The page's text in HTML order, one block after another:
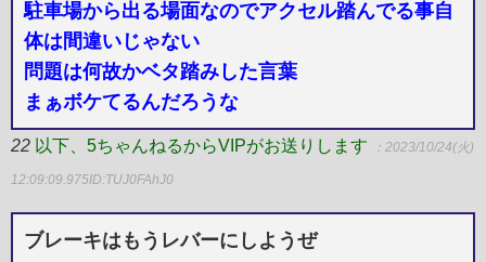
駐車場から出る場面なのでアクセル踏んでる事自
体は間違いじゃない
問題は何故かベタ踏みした言葉
まぁボケてるんだろうな
22 以下、5ちゃんねるからVIPがお送りします ：2023/10/24(火)
12:09:09.975ID:TUJ0FAhJ0
ブレーキはもうレバーにしようぜ